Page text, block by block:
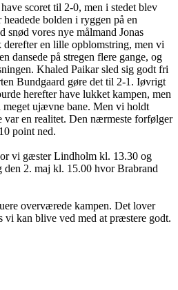
scoret til 2-0, men i stedet blev
bolden i ryggen på en
snød vores nye målmand Jonas
derefter en lille opblomstring, men vi
dansede på stregen flere gange, og
Khaled Paikar sled sig godt fri
Bundgaard gøre det til 2-1. Iøvrigt
herefter have lukket kampen, men
meget ujævne bane. Men vi holdt
var en realitet. Den nærmeste forfølger
point ned.
vi gæster Lindholm kl. 13.30 og
den 2. maj kl. 15.00 hvor Brabrand
overværede kampen. Det lover
vi kan blive ved med at præstere godt.